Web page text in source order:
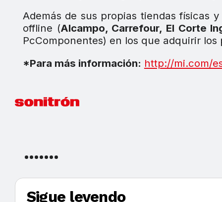
Además de sus propias tiendas físicas
offline (Alcampo, Carrefour, El Corte
PcComponentes) en los que adquirir
*Para más información: http://mi.com/
Sigue leyendo